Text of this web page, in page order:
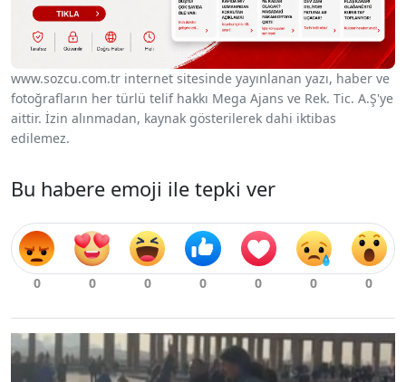
www.sozcu.com.tr internet sitesinde yayınlanan yazı, haber ve
fotoğrafların her türlü telif hakkı Mega Ajans ve Rek. Tic. A.Ş'ye
aittir. İzin alınmadan, kaynak gösterilerek dahi iktibas
edilemez.
Bu habere emoji ile tepki ver